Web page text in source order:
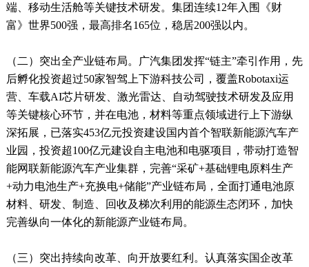
端、移动生活舱等关键技术研发。集团连续12年入围《财
富》世界500强，最高排名165位，稳居200强以内。
（二）突出全产业链布局。广汽集团发挥“链主”牵引作用，先
后孵化投资超过50家智驾上下游科技公司，覆盖Robotaxi运
营、车载AI芯片研发、激光雷达、自动驾驶技术研发及应用
等关键核心环节，并在电池，材料等重点领域进行上下游纵
深拓展，已落实453亿元投资建设国内首个智联新能源汽车产
业园，投资超100亿元建设自主电池和电驱项目，带动打造智
能网联新能源汽车产业集群，完善“采矿+基础锂电原料生产
+动力电池生产+充换电+储能”产业链布局，全面打通电池原
材料、研发、制造、回收及梯次利用的能源生态闭环，加快
完善纵向一体化的新能源产业链布局。
（三）突出持续向改革、向开放要红利。认真落实国企改革